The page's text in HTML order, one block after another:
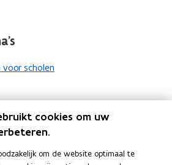
scholen
cookies om uw
om de website optimaal te